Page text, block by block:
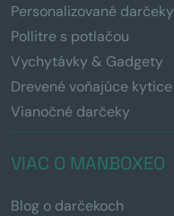
Personalizované darčeky
Pollitre s potlačou
Vychytávky & Gadgety
Drevené voňajúce kytice
Vianočné darčeky
VIAC O MANBOXEO
Blog o darčekoch